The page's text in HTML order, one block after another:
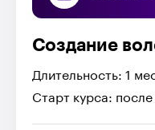
Создание
Длительность: 1
Старт курса: